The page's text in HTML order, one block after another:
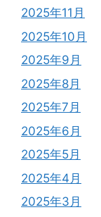
2025年11月
2025年10月
2025年9月
2025年8月
2025年7月
2025年6月
2025年5月
2025年4月
2025年3月